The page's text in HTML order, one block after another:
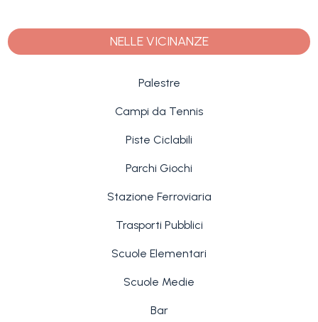
NELLE VICINANZE
Palestre
Campi da Tennis
Piste Ciclabili
Parchi Giochi
Stazione Ferroviaria
Trasporti Pubblici
Scuole Elementari
Scuole Medie
Bar